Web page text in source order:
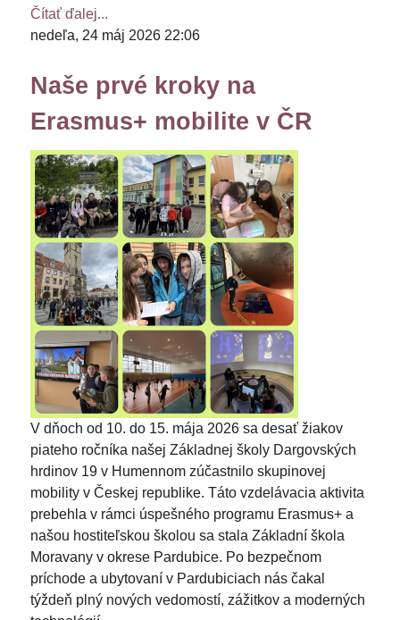
Čítať ďalej...
nedeľa, 24 máj 2026 22:06
Naše prvé kroky na
Erasmus+ mobilite v ČR
V dňoch od 10. do 15. mája 2026 sa desať žiakov
piateho ročníka našej Základnej školy Dargovských
hrdinov 19 v Humennom zúčastnilo skupinovej
mobility v Českej republike. Táto vzdelávacia aktivita
prebehla v rámci úspešného programu Erasmus+ a
našou hostiteľskou školou sa stala Základní škola
Moravany v okrese Pardubice. Po bezpečnom
príchode a ubytovaní v Pardubiciach nás čakal
týždeň plný nových vedomostí, zážitkov a moderných